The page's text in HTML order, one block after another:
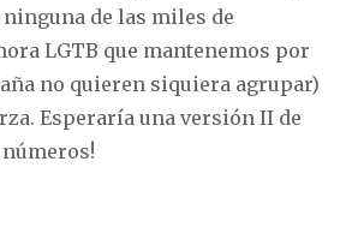
ninguna de las miles de
LGTB que mantenemos por
no quieren siquiera agrupar)
Esperaría una versión II de